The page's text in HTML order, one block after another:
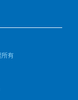
所有